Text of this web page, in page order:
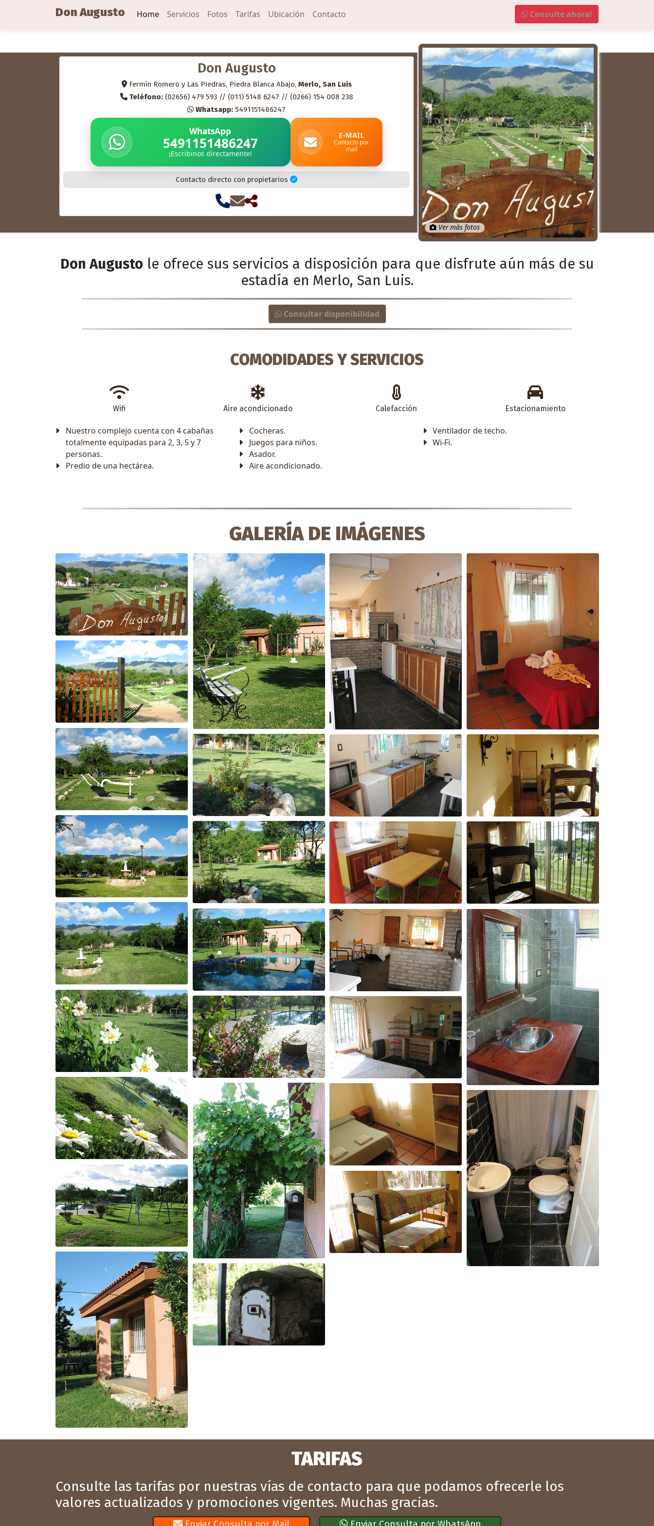
Don Augusto Home Servicios Fotos Tarifas Ubicación Contacto Consulte ahora!
Don Augusto
Fermín Romero y Las Piedras, Piedra Blanca Abajo, Merlo, San Luis
Teléfono:(02656) 479 593 // (011) 5148 6247 // (0266) 154 008 238
Whatsapp: 5491151486247
WhatsApp
5491151486247
¡Escribinos directamente!
E-MAIL
Contacto por
mail
Contacto directo con propietarios
Anterior Próximo
Ver más fotos
Don Augusto le ofrece sus servicios a disposición para que disfrute aún más de su
estadía en Merlo, San Luis.
Consultar disponibilidad
COMODIDADES Y SERVICIOS
Wifi Aire acondicionado Calefacción Estacionamiento
Nuestro complejo cuenta con 4 cabañas
totalmente equipadas para 2, 3, 5 y 7
personas.
Predio de una hectárea.
Cocheras.
Juegos para niños.
Asador.
Aire acondicionado.
Ventilador de techo.
Wi-Fi.
GALERÍA DE IMÁGENES
TARIFAS
Consulte las tarifas por nuestras vías de contacto para que podamos ofrecerle los
valores actualizados y promociones vigentes. Muchas gracias.